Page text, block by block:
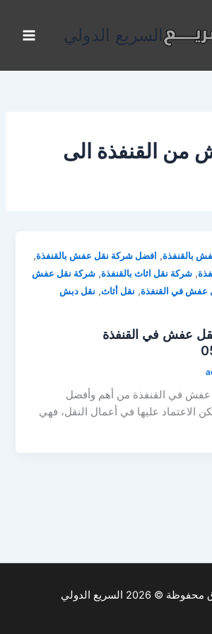
السريع الدولي
من القنفذة الى
بالقنفذة, افضل شركة نقل عفش بالقنفذة,
,شركة نقل اثاث بالقنفذة,شركة نقل عفش
عفش في القنفذة, نقل أثاث, نقل دبش
عفش في القنفذة
في القنفذة من أهم وأفضل
الاعتماد عليها في أعمال النقل، فهي
2026 السريع الدولي